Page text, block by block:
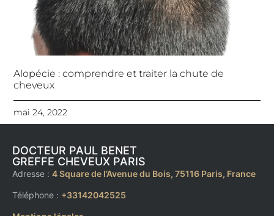
Alopécie : comprendre et traiter la chute de
cheveux
mai 24, 2022
DOCTEUR PAUL BENET
GREFFE CHEVEUX PARIS
Adresse : 4 Square de l’Avenue du Bois, 75116 Paris, France
Téléphone : +33142042525